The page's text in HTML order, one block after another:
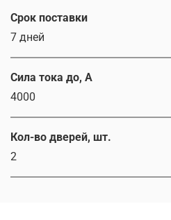
Срок поставки
7 дней
Сила тока до, А
4000
Кол-во дверей, шт.
2